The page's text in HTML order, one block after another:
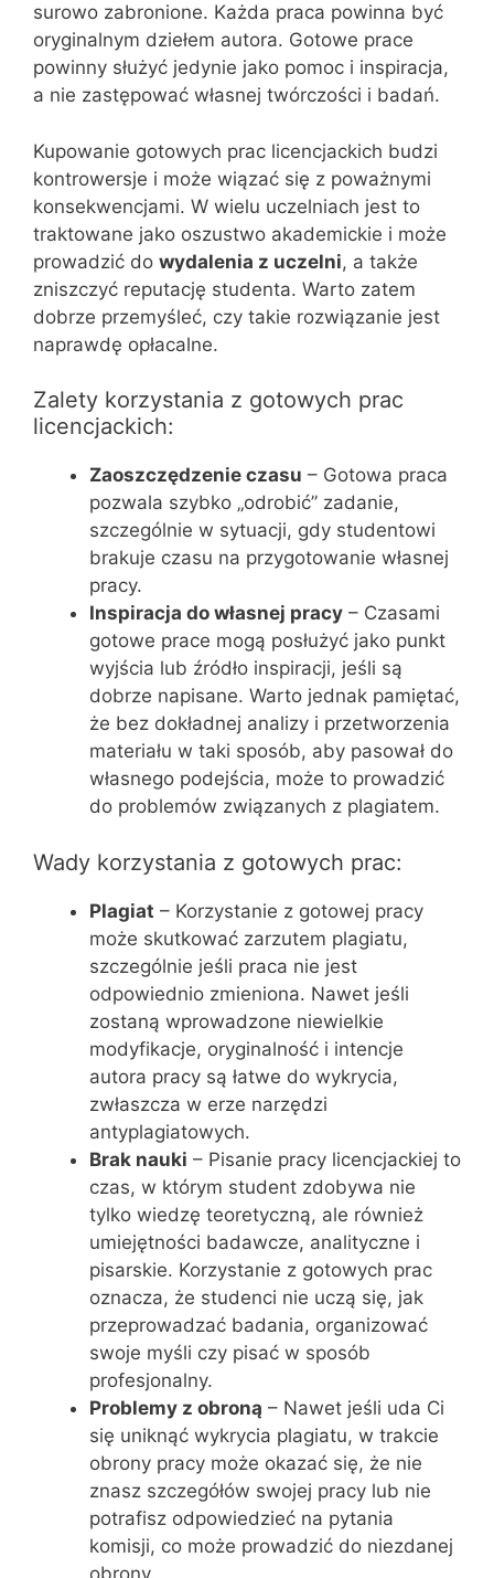
surowo zabronione. Każda praca powinna być
oryginalnym dziełem autora. Gotowe prace
powinny służyć jedynie jako pomoc i inspiracja,
a nie zastępować własnej twórczości i badań.
Kupowanie gotowych prac licencjackich budzi
kontrowersje i może wiązać się z poważnymi
konsekwencjami. W wielu uczelniach jest to
traktowane jako oszustwo akademickie i może
prowadzić do wydalenia z uczelni, a także
zniszczyć reputację studenta. Warto zatem
dobrze przemyśleć, czy takie rozwiązanie jest
naprawdę opłacalne.
Zalety korzystania z gotowych prac
licencjackich:
Zaoszczędzenie czasu – Gotowa praca
pozwala szybko „odrobić” zadanie,
szczególnie w sytuacji, gdy studentowi
brakuje czasu na przygotowanie własnej
pracy.
Inspiracja do własnej pracy – Czasami
gotowe prace mogą posłużyć jako punkt
wyjścia lub źródło inspiracji, jeśli są
dobrze napisane. Warto jednak pamiętać,
że bez dokładnej analizy i przetworzenia
materiału w taki sposób, aby pasował do
własnego podejścia, może to prowadzić
do problemów związanych z plagiatem.
Wady korzystania z gotowych prac:
Plagiat – Korzystanie z gotowej pracy
może skutkować zarzutem plagiatu,
szczególnie jeśli praca nie jest
odpowiednio zmieniona. Nawet jeśli
zostaną wprowadzone niewielkie
modyfikacje, oryginalność i intencje
autora pracy są łatwe do wykrycia,
zwłaszcza w erze narzędzi
antyplagiatowych.
Brak nauki – Pisanie pracy licencjackiej to
czas, w którym student zdobywa nie
tylko wiedzę teoretyczną, ale również
umiejętności badawcze, analityczne i
pisarskie. Korzystanie z gotowych prac
oznacza, że studenci nie uczą się, jak
przeprowadzać badania, organizować
swoje myśli czy pisać w sposób
profesjonalny.
Problemy z obroną – Nawet jeśli uda Ci
się uniknąć wykrycia plagiatu, w trakcie
obrony pracy może okazać się, że nie
znasz szczegółów swojej pracy lub nie
potrafisz odpowiedzieć na pytania
komisji, co może prowadzić do niezdanej
obrony.